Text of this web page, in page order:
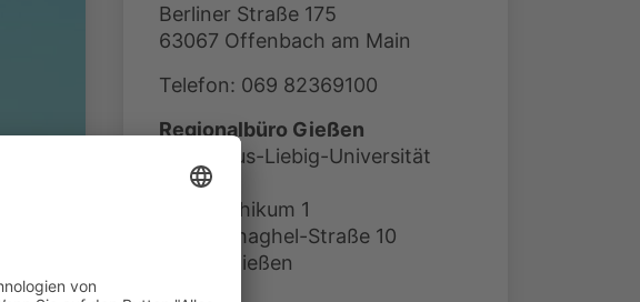
Berliner Straße 175
63067 Offenbach am Main
Telefon: 069 82369100
Regionalbüro Gießen
c/o Justus-Liebig-Universität
Gießen
Philosophikum 1
Otto-Behaghel-Straße 10
35394 Gießen